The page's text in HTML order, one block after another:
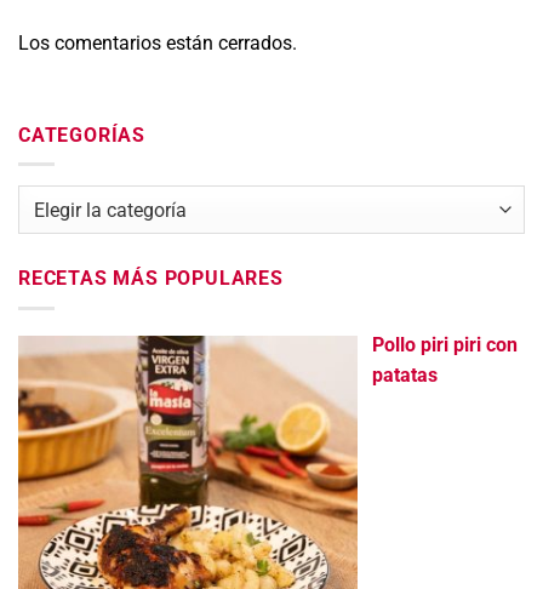
Los comentarios están cerrados.
CATEGORÍAS
Categorías
RECETAS MÁS POPULARES
Pollo piri piri con
patatas